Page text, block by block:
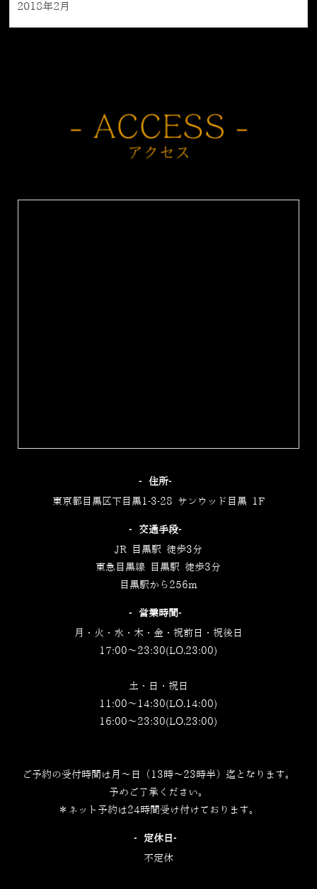
2018年2月
‐住所‐
東京都目黒区下目黒1-3-28 サンウッド目黒 1F
‐交通手段‐
JR 目黒駅 徒歩3分
東急目黒線 目黒駅 徒歩3分
目黒駅から256m
‐営業時間‐
月・火・水・木・金・祝前日・祝後日
17:00～23:30(LO.23:00)
土・日・祝日
11:00～14:30(LO.14:00)
16:00～23:30(LO.23:00)
ご予約の受付時間は月～日（13時～23時半）迄となります。
予めご了承ください。
＊ネット予約は24時間受け付けております。
‐定休日‐
不定休